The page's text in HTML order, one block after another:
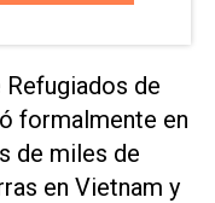
de
formalmente en
de miles de
en Vietnam y